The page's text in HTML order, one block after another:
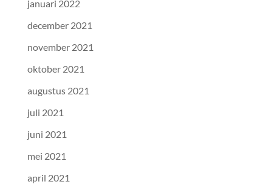
januari 2022
december 2021
november 2021
oktober 2021
augustus 2021
juli 2021
juni 2021
mei 2021
april 2021